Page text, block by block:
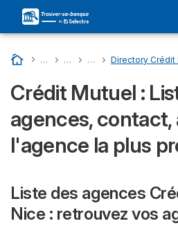
Accueil
… Liste Des Banques En France
… CRÉDIT MUTUEL : Son
… Directory
…
Directory Crédit
Crédit Mutuel :
agences, contact,
l'agence la plus
Liste des agences
Nice : retrouvez vos